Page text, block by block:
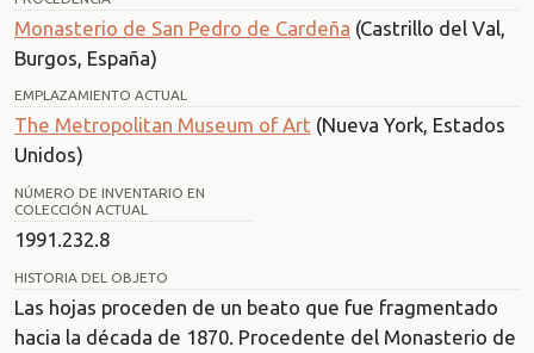
Monasterio de San Pedro de Cardeña (Castrillo del Val,
Burgos, España)
EMPLAZAMIENTO ACTUAL
The Metropolitan Museum of Art (Nueva York, Estados
Unidos)
NÚMERO DE INVENTARIO EN
COLECCIÓN ACTUAL
1991.232.8
HISTORIA DEL OBJETO
Las hojas proceden de un beato que fue fragmentado
hacia la década de 1870. Procedente del Monasterio de